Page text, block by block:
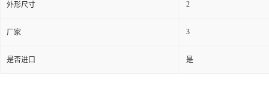
外形尺寸 2
厂家 3
是否进口 是